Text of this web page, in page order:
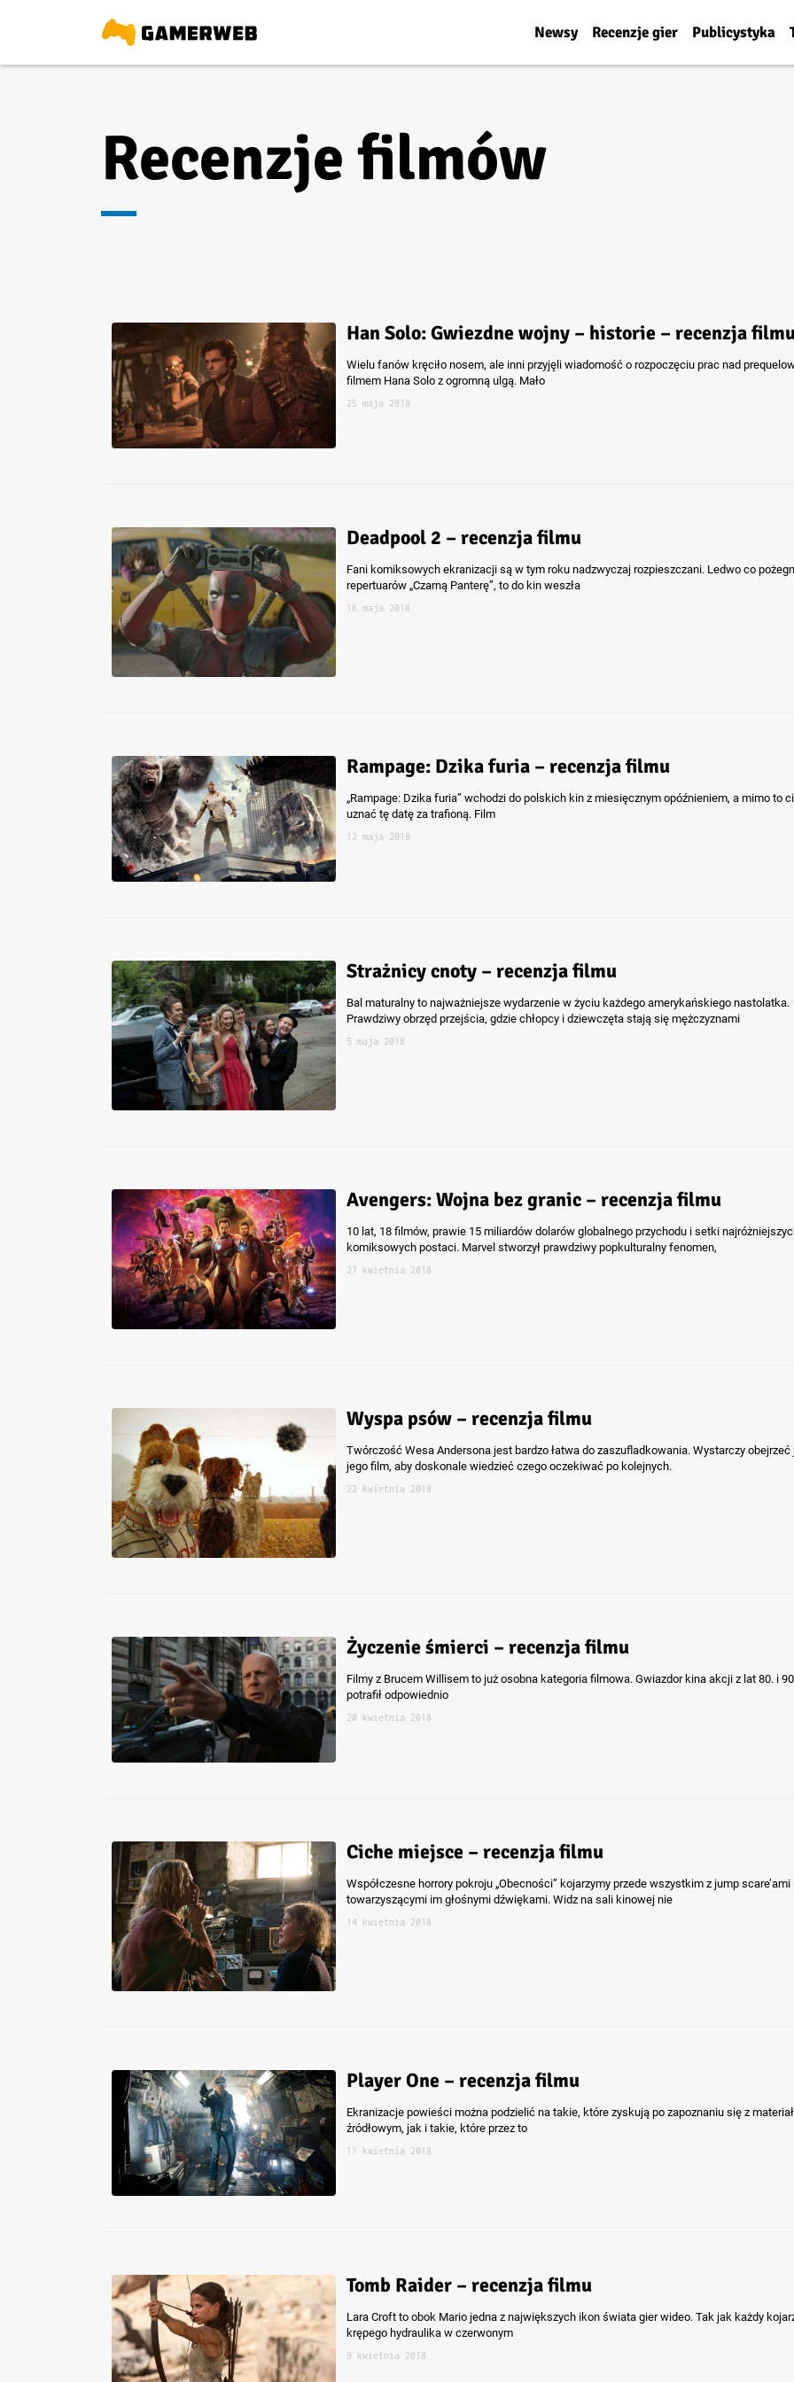
Newsy Recenzje gier Publicystyka
Recenzje filmów
Han Solo: Gwiezdne wojny – historie – recenzja
Wielu fanów kręciło nosem, ale inni przyjęli wiadomość o rozpoczęciu prac nad
filmem Hana Solo z ogromną ulgą. Mało
25 maja 2018
Deadpool 2 – recenzja filmu
Fani komiksowych ekranizacji są w tym roku nadzwyczaj rozpieszczani. Ledwo co
repertuarów „Czarną Panterę”, to do kin weszła
16 maja 2018
Rampage: Dzika furia – recenzja filmu
„Rampage: Dzika furia” wchodzi do polskich kin z miesięcznym opóźnieniem, a mimo to
uznać tę datę za trafioną. Film
12 maja 2018
Strażnicy cnoty – recenzja filmu
Bal maturalny to najważniejsze wydarzenie w życiu każdego amerykańskiego nastolatka.
Prawdziwy obrzęd przejścia, gdzie chłopcy i dziewczęta stają się mężczyznami
5 maja 2018
Avengers: Wojna bez granic – recenzja filmu
10 lat, 18 filmów, prawie 15 miliardów dolarów globalnego przychodu i setki
komiksowych postaci. Marvel stworzył prawdziwy popkulturalny fenomen,
27 kwietnia 2018
Wyspa psów – recenzja filmu
Twórczość Wesa Andersona jest bardzo łatwa do zaszufladkowania. Wystarczy obejrzeć
jego film, aby doskonale wiedzieć czego oczekiwać po kolejnych.
22 kwietnia 2018
Życzenie śmierci – recenzja filmu
Filmy z Brucem Willisem to już osobna kategoria filmowa. Gwiazdor kina akcji z lat 80. i
potrafił odpowiednio
20 kwietnia 2018
Ciche miejsce – recenzja filmu
Współczesne horrory pokroju „Obecności” kojarzymy przede wszystkim z jump scare’ami
towarzyszącymi im głośnymi dźwiękami. Widz na sali kinowej nie
14 kwietnia 2018
Player One – recenzja filmu
Ekranizacje powieści można podzielić na takie, które zyskują po zapoznaniu się z
źródłowym, jak i takie, które przez to
11 kwietnia 2018
Tomb Raider – recenzja filmu
Lara Croft to obok Mario jedna z największych ikon świata gier wideo. Tak jak każdy
krępego hydraulika w czerwonym
9 kwietnia 2018